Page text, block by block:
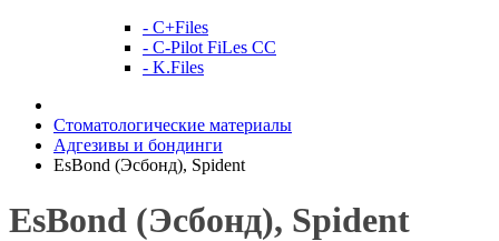
- C+Files
- C-Pilot FiLes CC
- K.Files
Стоматологические материалы
Адгезивы и бондинги
EsBond (Эсбонд), Spident
EsBond (Эсбонд), Spident